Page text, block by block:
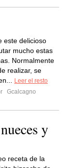
este delicioso
mucho estas
Normalmente
realizar, se
Leer el resto
Gcalcagno
y
receta de la